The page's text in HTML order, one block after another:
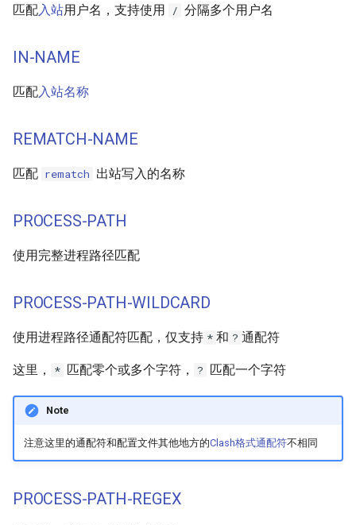
匹配入站用户名，支持使用 / 分隔多个用户名
IN-NAME
匹配入站名称
REMATCH-NAME
匹配 rematch 出站写入的名称
PROCESS-PATH
使用完整进程路径匹配
PROCESS-PATH-WILDCARD
使用进程路径通配符匹配，仅支持 * 和 ? 通配符
这里， * 匹配零个或多个字符， ? 匹配一个字符
Note
注意这里的通配符和配置文件其他地方的Clash格式通配符不相同
PROCESS-PATH-REGEX